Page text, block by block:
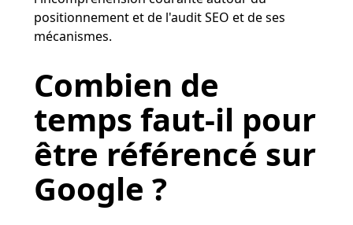
positionnement et de l'audit SEO et de ses
mécanismes.
Combien de
temps faut-il pour
être référencé sur
Google ?